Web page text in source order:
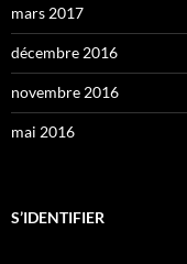
mars 2017
décembre 2016
novembre 2016
mai 2016
S’IDENTIFIER